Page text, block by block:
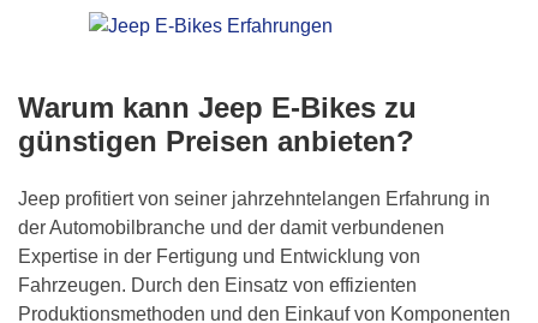
Warum kann Jeep E-Bikes zu
günstigen Preisen anbieten?
Jeep profitiert von seiner jahrzehntelangen Erfahrung in
der Automobilbranche und der damit verbundenen
Expertise in der Fertigung und Entwicklung von
Fahrzeugen. Durch den Einsatz von effizienten
Produktionsmethoden und den Einkauf von Komponenten